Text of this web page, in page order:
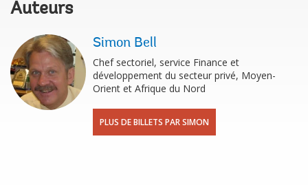
Auteurs
Simon Bell
Chef sectoriel, service Finance et
développement du secteur privé, Moyen-
Orient et Afrique du Nord
PLUS DE BILLETS PAR SIMON